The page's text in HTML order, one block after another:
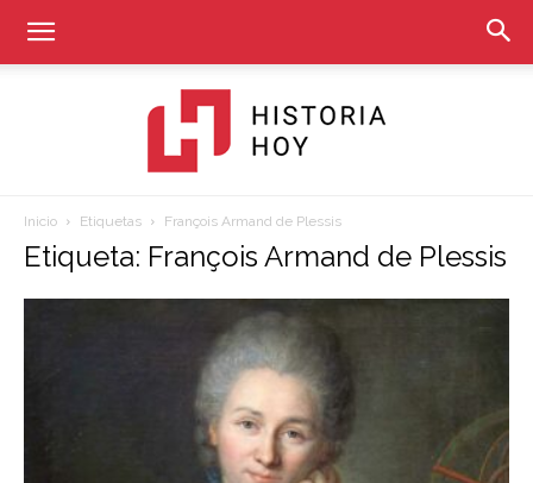
Historia
Hoy
Inicio Etiquetas François Armand de Plessis
Etiqueta: François Armand de Plessis